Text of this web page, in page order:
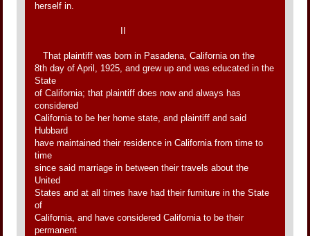
herself in.
That plaintiff was born in Pasadena, California on the
8th day of April, 1925, and grew up and was educated in the
State
of California; that plaintiff does now and always has
considered
California to be her home state, and plaintiff and said
Hubbard
have maintained their residence in California from time to
time
since said marriage in between their travels about the
United
States and at all times have had their furniture in the State
of
California, and have considered California to be their
permanent